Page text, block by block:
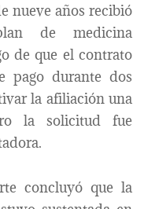
nueve años recibió
de medicina
de que el contrato
pago durante dos
la afiliación una
la solicitud fue
concluyó que la